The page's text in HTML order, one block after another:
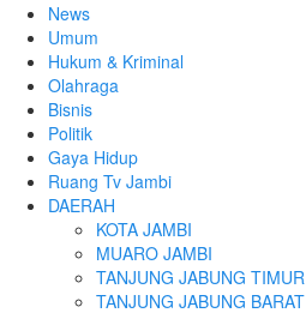
News
Umum
Hukum & Kriminal
Olahraga
Bisnis
Politik
Gaya Hidup
Ruang Tv Jambi
DAERAH
KOTA JAMBI
MUARO JAMBI
TANJUNG JABUNG TIMUR
TANJUNG JABUNG BARAT